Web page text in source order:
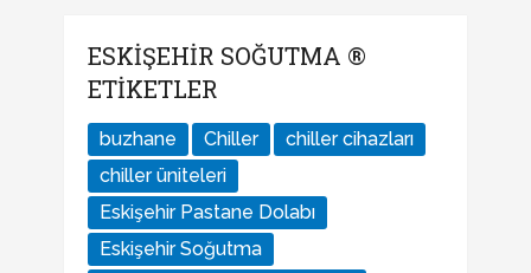
ESKIŞEHIR SOĞUTMA ®
ETIKETLER
buzhane Chiller
chiller cihazları
chiller üniteleri
Eskişehir Pastane Dolabı
Eskişehir Soğutma